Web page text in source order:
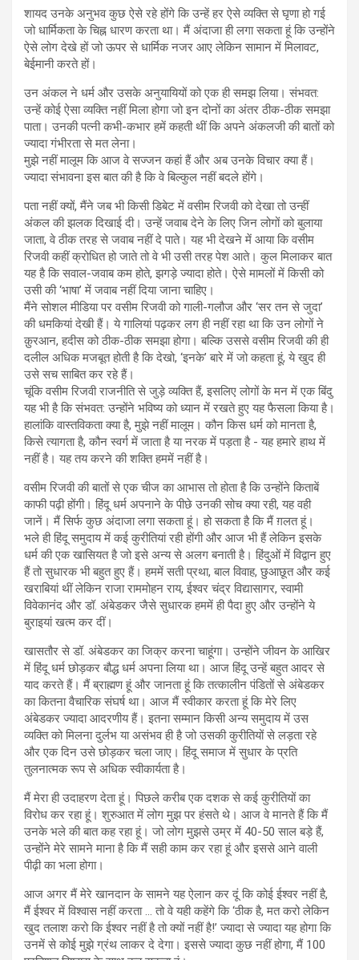
शायद उनके अनुभव कुछ ऐसे रहे होंगे कि उन्हें हर ऐसे व्यक्ति से घृणा हो गई
जो धार्मिकता के चिह्न धारण करता था। मैं अंदाजा ही लगा सकता हूं कि उन्होंने
ऐसे लोग देखे हों जो ऊपर से धार्मिक नजर आए लेकिन सामान में मिलावट,
बेईमानी करते हों।
उन अंकल ने धर्म और उसके अनुयायियों को एक ही समझ लिया। संभवत:
उन्हें कोई ऐसा व्यक्ति नहीं मिला होगा जो इन दोनों का अंतर ठीक-ठीक समझा
पाता। उनकी पत्नी कभी-कभार हमें कहती थीं कि अपने अंकलजी की बातों को
ज्यादा गंभीरता से मत लेना।
मुझे नहीं मालूम कि आज वे सज्जन कहां हैं और अब उनके विचार क्या हैं।
ज्यादा संभावना इस बात की है कि वे बिल्कुल नहीं बदले होंगे।
पता नहीं क्यों, मैंने जब भी किसी डिबेट में वसीम रिजवी को देखा तो उन्हीं
अंकल की झलक दिखाई दी। उन्हें जवाब देने के लिए जिन लोगों को बुलाया
जाता, वे ठीक तरह से जवाब नहीं दे पाते। यह भी देखने में आया कि वसीम
रिजवी कहीं क्रोधित हो जाते तो वे भी उसी तरह पेश आते। कुल मिलाकर बात
यह है कि सवाल-जवाब कम होते, झगड़े ज्यादा होते। ऐसे मामलों में किसी को
उसी की ‘भाषा’ में जवाब नहीं दिया जाना चाहिए।
मैंने सोशल मीडिया पर वसीम रिजवी को गाली-गलौज और ‘सर तन से जुदा’
की धमकियां देखी हैं। ये गालियां पढ़कर लग ही नहीं रहा था कि उन लोगों ने
क़ुरआन, हदीस को ठीक-ठीक समझा होगा। बल्कि उससे वसीम रिजवी की ही
दलील अधिक मजबूत होती है कि देखो, ‘इनके’ बारे में जो कहता हूं, ये खुद ही
उसे सच साबित कर रहे हैं।
चूंकि वसीम रिजवी राजनीति से जुड़े व्यक्ति हैं, इसलिए लोगों के मन में एक बिंदु
यह भी है कि संभवत: उन्होंने भविष्य को ध्यान में रखते हुए यह फैसला किया है।
हालांकि वास्तविकता क्या है, मुझे नहीं मालूम। कौन किस धर्म को मानता है,
किसे त्यागता है, कौन स्वर्ग में जाता है या नरक में पड़ता है - यह हमारे हाथ में
नहीं है। यह तय करने की शक्ति हममें नहीं है।
वसीम रिजवी की बातों से एक चीज का आभास तो होता है कि उन्होंने किताबें
काफी पढ़ी होंगी। हिंदू धर्म अपनाने के पीछे उनकी सोच क्या रही, यह वही
जानें। मैं सिर्फ कुछ अंदाजा लगा सकता हूं। हो सकता है कि मैं ग़लत हूं।
भले ही हिंदू समुदाय में कई कुरीतियां रही होंगी और आज भी हैं लेकिन इसके
धर्म की एक खासियत है जो इसे अन्य से अलग बनाती है। हिंदुओं में विद्वान हुए
हैं तो सुधारक भी बहुत हुए हैं। हममें सती प्रथा, बाल विवाह, छुआछूत और कई
खराबियां थीं लेकिन राजा राममोहन राय, ईश्वर चंद्र विद्यासागर, स्वामी
विवेकानंद और डॉ. अंबेडकर जैसे सुधारक हममें ही पैदा हुए और उन्होंने ये
बुराइयां खत्म कर दीं।
खासतौर से डॉ. अंबेडकर का जिक्र करना चाहूंगा। उन्होंने जीवन के आखिर
में हिंदू धर्म छोड़कर बौद्ध धर्म अपना लिया था। आज हिंदू उन्हें बहुत आदर से
याद करते हैं। मैं ब्राह्मण हूं और जानता हूं कि तत्कालीन पंडितों से अंबेडकर
का कितना वैचारिक संघर्ष था। आज मैं स्वीकार करता हूं कि मेरे लिए
अंबेडकर ज्यादा आदरणीय हैं। इतना सम्मान किसी अन्य समुदाय में उस
व्यक्ति को मिलना दुर्लभ या असंभव ही है जो उसकी कुरीतियों से लड़ता रहे
और एक दिन उसे छोड़कर चला जाए। हिंदू समाज में सुधार के प्रति
तुलनात्मक रूप से अधिक स्वीकार्यता है।
मैं मेरा ही उदाहरण देता हूं। पिछले करीब एक दशक से कई कुरीतियों का
विरोध कर रहा हूं। शुरुआत में लोग मुझ पर हंसते थे। आज वे मानते हैं कि मैं
उनके भले की बात कह रहा हूं। जो लोग मुझसे उम्र में 40-50 साल बड़े हैं,
उन्होंने मेरे सामने माना है कि मैं सही काम कर रहा हूं और इससे आने वाली
पीढ़ी का भला होगा।
आज अगर मैं मेरे खानदान के सामने यह ऐलान कर दूं कि कोई ईश्वर नहीं है,
मैं ईश्वर में विश्वास नहीं करता … तो वे यही कहेंगे कि ‘ठीक है, मत करो लेकिन
खुद तलाश करो कि ईश्वर नहीं है तो क्यों नहीं है!’ ज्यादा से ज्यादा यह होगा कि
उनमें से कोई मुझे ग्रंथ लाकर दे देगा। इससे ज्यादा कुछ नहीं होगा, मैं 100